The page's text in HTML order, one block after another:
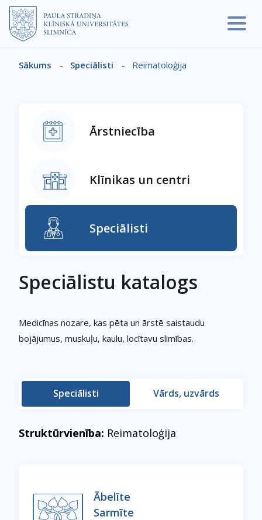
Pārlekt uz galveno saturu
Atpakaļceļš
Sākums - Speciālisti - Reimatoloģija
Ārstniecība
Klīnikas un centri
Speciālisti
Speciālistu katalogs
Medicīnas nozare, kas pēta un ārstē saistaudu
bojājumus, muskuļu, kaulu, locītavu slimības.
Speciālisti Vārds, uzvārds
Struktūrvienība: Reimatoloģija
Ābelīte
Sarmīte